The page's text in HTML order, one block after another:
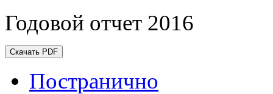
Годовой отчет 2016
Скачать PDF
Постранично